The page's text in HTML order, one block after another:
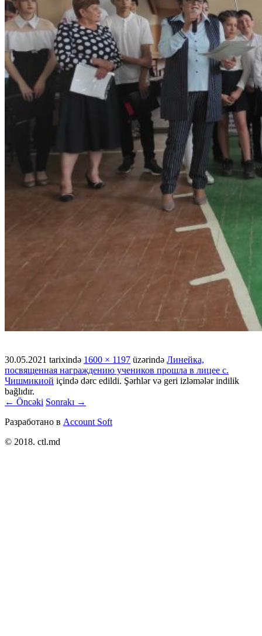
30.05.2021 tarixində 1600 × 1197 üzərində Линейка,
посвященная награждению учеников прошла в лицее с.
Чишмикиой içində dərc edildi. Şərhlər və geri izləmələr indilik
bağlıdır.
← Öncəki Sonrakı →
Разработано в Account Soft
© 2018. ctl.md